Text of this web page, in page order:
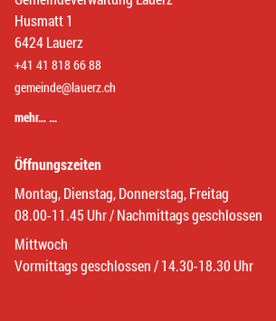
Husmatt 1
6424 Lauerz
+41 41 818 66 88
gemeinde@lauerz.ch
mehr… …
Öffnungszeiten
Montag, Dienstag, Donnerstag, Freitag
08.00-11.45 Uhr / Nachmittags geschlossen
Mittwoch
Vormittags geschlossen / 14.30-18.30 Uhr